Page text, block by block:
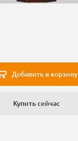
Добавить в корзину
Купить сейчас